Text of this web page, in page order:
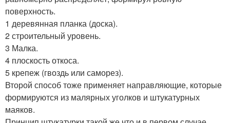
поверхность.
1 деревянная планка (доска).
2 строительный уровень.
3 Малка.
4 плоскость откоса.
5 крепеж (гвоздь или саморез).
Второй способ тоже применяет направляющие, которые
формируются из малярных уголков и штукатурных
маяков.